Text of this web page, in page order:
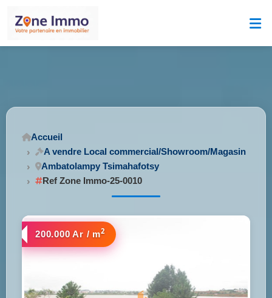
Accueil
A vendre Local commercial/Showroom/Magasin
Ambatolampy Tsimahafotsy
Ref Zone Immo-25-0010
200.000 Ar / m2